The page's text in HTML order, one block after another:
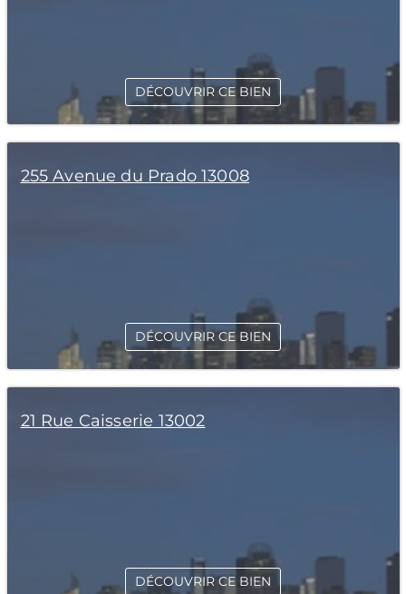
DÉCOUVRIR CE BIEN
255 Avenue du Prado 13008
DÉCOUVRIR CE BIEN
21 Rue Caisserie 13002
DÉCOUVRIR CE BIEN